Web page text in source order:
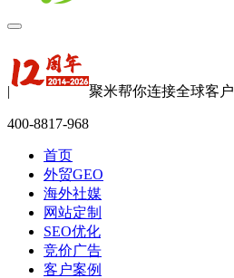
| 聚米帮你连接全球客户
400-8817-968
首页
外贸GEO
海外社媒
网站定制
SEO优化
竞价广告
客户案例